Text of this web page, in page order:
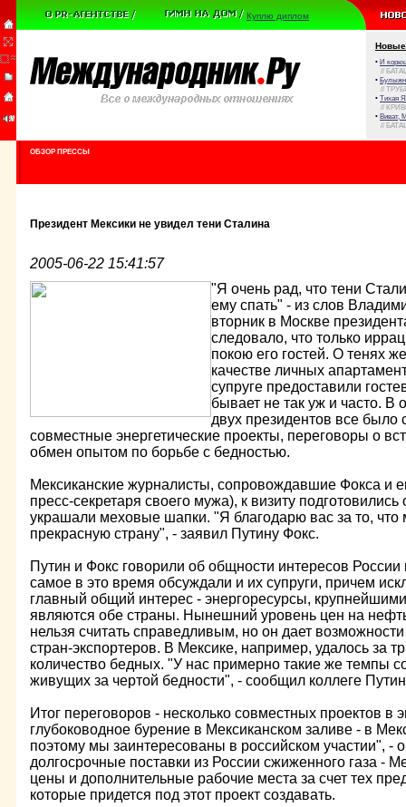
Куплю диплом
Новые
• И
//
•
//
• Тихая
//
• Виват,
//
ОБЗОР ПРЕССЫ
Президент Мексики не увидел тени Сталина
2005-06-22 15:41:57
"Я очень рад, что тени
ему спать" - из слов
вторник в Москве
следовало, что только
покою его гостей. О тенях
качестве личных
супруге предоставили
бывает не так уж и часто. В
двух президентов все было
совместные энергетические проекты, переговоры о
обмен опытом по борьбе с бедностью.
Мексиканские журналисты, сопровождавшие Фокса и
пресс-секретаря своего мужа), к визиту
украшали меховые шапки. "Я благодарю вас за то, что
прекрасную страну", - заявил Путину Фокс.
Путин и Фокс говорили об общности интересов
самое в это время обсуждали и их супруги, причем
главный общий интерес - энергоресурсы,
являются обе страны. Нынешний уровень цен на
нельзя считать справедливым, но он дает
стран-экспортеров. В Мексике, например, удалось за
количество бедных. "У нас примерно такие же темпы
живущих за чертой бедности", - сообщил коллеге
Итог переговоров - несколько совместных проектов в
глубоководное бурение в Мексиканском заливе - в
поэтому мы заинтересованы в российском участии", -
долгосрочные поставки из России сжиженного газа -
цены и дополнительные рабочие места за счет тех
которые придется под этот проект создавать.